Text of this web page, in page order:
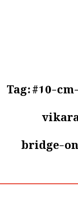
Tag:#10-
bridge-